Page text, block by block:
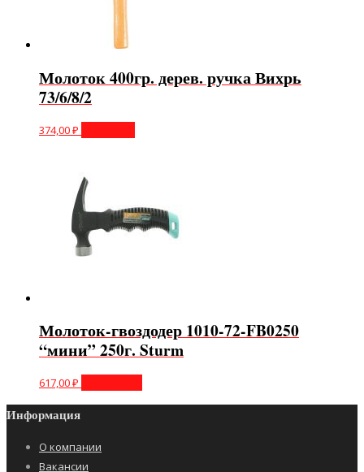
Молоток 400гр. дерев. ручка Вихрь
73/6/8/2
374,00₽
Молоток-гвоздодер 1010-72-FB0250
“мини” 250г. Sturm
617,00₽
Информация
О компании
Вакансии